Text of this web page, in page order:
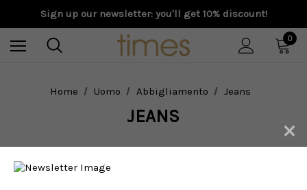
Sign up our newsletter: you'll get 10% discount!
0
Home Uomo Abbigliamento Jeans
JEANS ×